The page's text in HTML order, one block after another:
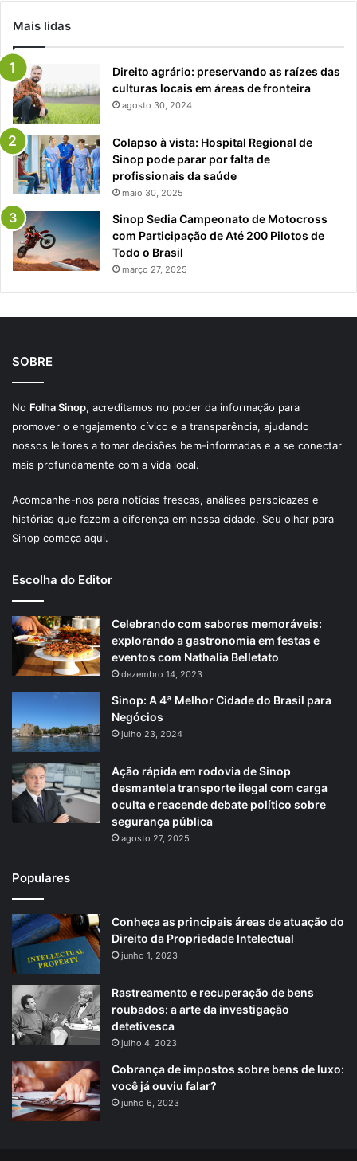
Mais lidas
Direito agrário: preservando as raízes das
culturas locais em áreas de fronteira
agosto 30, 2024
Colapso à vista: Hospital Regional de
Sinop pode parar por falta de
profissionais da saúde
maio 30, 2025
Sinop Sedia Campeonato de Motocross
com Participação de Até 200 Pilotos de
Todo o Brasil
março 27, 2025
SOBRE
No Folha Sinop, acreditamos no poder da informação para
promover o engajamento cívico e a transparência, ajudando
nossos leitores a tomar decisões bem-informadas e a se conectar
mais profundamente com a vida local.
Acompanhe-nos para notícias frescas, análises perspicazes e
histórias que fazem a diferença em nossa cidade. Seu olhar para
Sinop começa aqui.
Escolha do Editor
Celebrando com sabores memoráveis:
explorando a gastronomia em festas e
eventos com Nathalia Belletato
dezembro 14, 2023
Sinop: A 4ª Melhor Cidade do Brasil para
Negócios
julho 23, 2024
Ação rápida em rodovia de Sinop
desmantela transporte ilegal com carga
oculta e reacende debate político sobre
segurança pública
agosto 27, 2025
Populares
Conheça as principais áreas de atuação do
Direito da Propriedade Intelectual
junho 1, 2023
Rastreamento e recuperação de bens
roubados: a arte da investigação
detetivesca
julho 4, 2023
Cobrança de impostos sobre bens de luxo:
você já ouviu falar?
junho 6, 2023